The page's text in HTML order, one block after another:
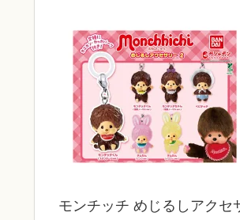
モンチッチ めじるしアクセ